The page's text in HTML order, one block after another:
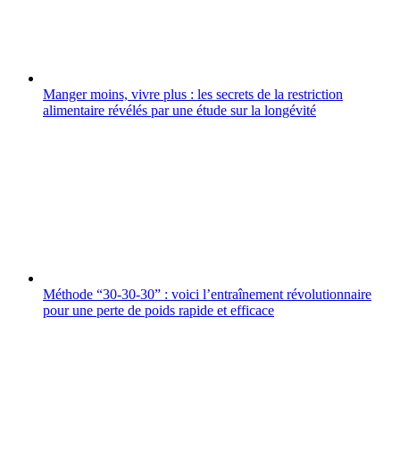
Manger moins, vivre plus : les secrets de la restriction
alimentaire révélés par une étude sur la longévité
Méthode “30-30-30” : voici l’entraînement révolutionnaire
pour une perte de poids rapide et efficace